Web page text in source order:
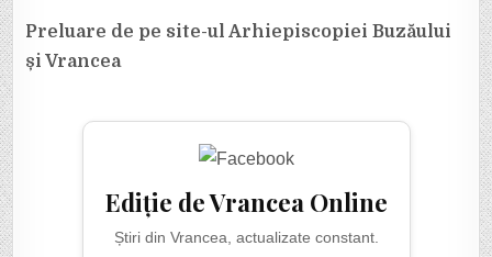
Preluare de pe site-ul Arhiepiscopiei Buzăului
și Vrancea
Ediție de Vrancea Online
Știri din Vrancea, actualizate constant.